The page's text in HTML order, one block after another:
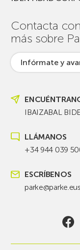
Contacta
más sobre
Infórmate y
IBAIZABAL
LLÁMANOS
+34 944 039
ESCRÍBENOS
parke@parke.eus